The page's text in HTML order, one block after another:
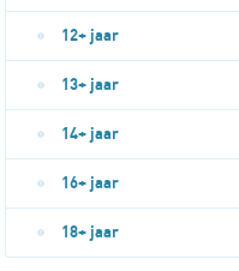
12+ jaar
13+ jaar
14+ jaar
16+ jaar
18+ jaar